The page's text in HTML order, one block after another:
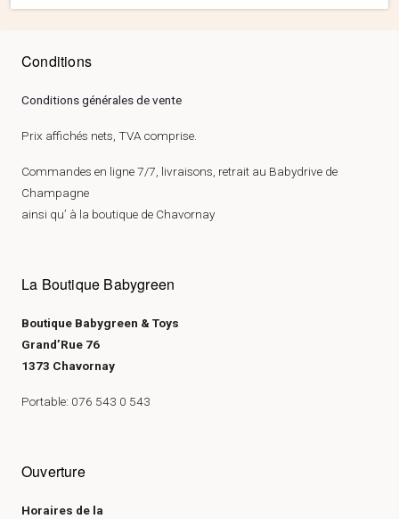
Conditions
Conditions générales de vente
Prix affichés nets, TVA comprise.
Commandes en ligne 7/7, livraisons, retrait au Babydrive de
Champagne
ainsi qu’ à la boutique de Chavornay
La Boutique Babygreen
Boutique Babygreen & Toys
Grand’Rue 76
1373 Chavornay
Portable: 076 543 0 543
Ouverture
Horaires de la